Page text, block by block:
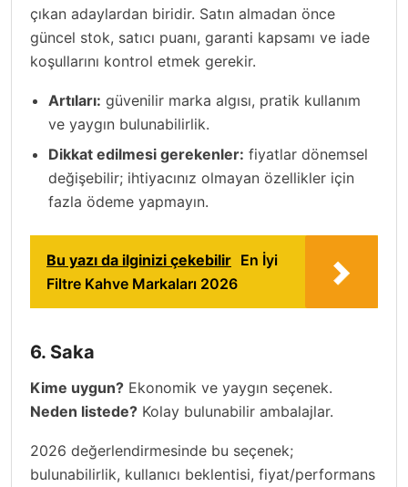
çıkan adaylardan biridir. Satın almadan önce
güncel stok, satıcı puanı, garanti kapsamı ve iade
koşullarını kontrol etmek gerekir.
Artıları: güvenilir marka algısı, pratik kullanım
ve yaygın bulunabilirlik.
Dikkat edilmesi gerekenler: fiyatlar dönemsel
değişebilir; ihtiyacınız olmayan özellikler için
fazla ödeme yapmayın.
Bu yazı da ilginizi çekebilir En İyi
Filtre Kahve Markaları 2026
6. Saka
Kime uygun? Ekonomik ve yaygın seçenek.
Neden listede? Kolay bulunabilir ambalajlar.
2026 değerlendirmesinde bu seçenek;
bulunabilirlik, kullanıcı beklentisi, fiyat/performans